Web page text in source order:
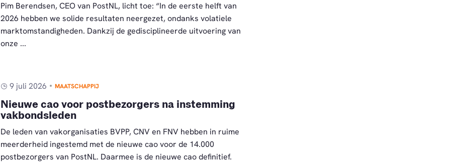
Pim Berendsen, CEO van PostNL, licht toe: “In de eerste helft van
2026 hebben we solide resultaten neergezet, ondanks volatiele
marktomstandigheden. Dankzij de gedisciplineerde uitvoering van
onze ...
9 juli 2026 MAATSCHAPPIJ
Nieuwe cao voor postbezorgers na instemming
vakbondsleden
De leden van vakorganisaties BVPP, CNV en FNV hebben in ruime
meerderheid ingestemd met de nieuwe cao voor de 14.000
postbezorgers van PostNL. Daarmee is de nieuwe cao definitief.